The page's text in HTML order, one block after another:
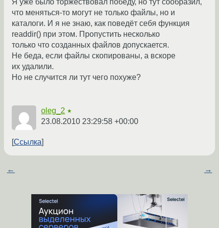
Я уже было торжествовал победу, но тут сообразил,
что меняться-то могут не только файлы, но и
каталоги. И я не знаю, как поведёт себя функция
readdir() при этом. Пропустить несколько
только что созданных файлов допускается.
Не беда, если файлы скопированы, а вскоре
их удалили.
Но не случится ли тут чего похуже?
oleg_2 ★
23.08.2010 23:29:58 +00:00
Ссылка
← →